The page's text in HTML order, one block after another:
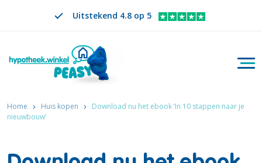
Uitstekend 4.8 op 5
Zoeken
VERANDER TAAL. GESELECTEERDE TAAL IS
NL
Home Huis kopen
Download nu het ebook ‘In 10 stappen naar je
nieuwbouw’